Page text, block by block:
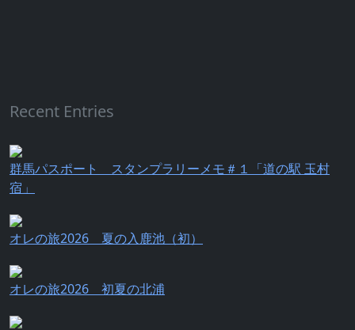
Recent Entries
群馬パスポート スタンプラリーメモ＃１「道の駅 玉村
宿」
オレの旅2026 夏の入鹿池（初）
オレの旅2026 初夏の北浦